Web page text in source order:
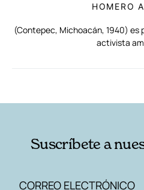
HOMERO
(Contepec, Michoacán, 1940) es
activista
Suscríbete a